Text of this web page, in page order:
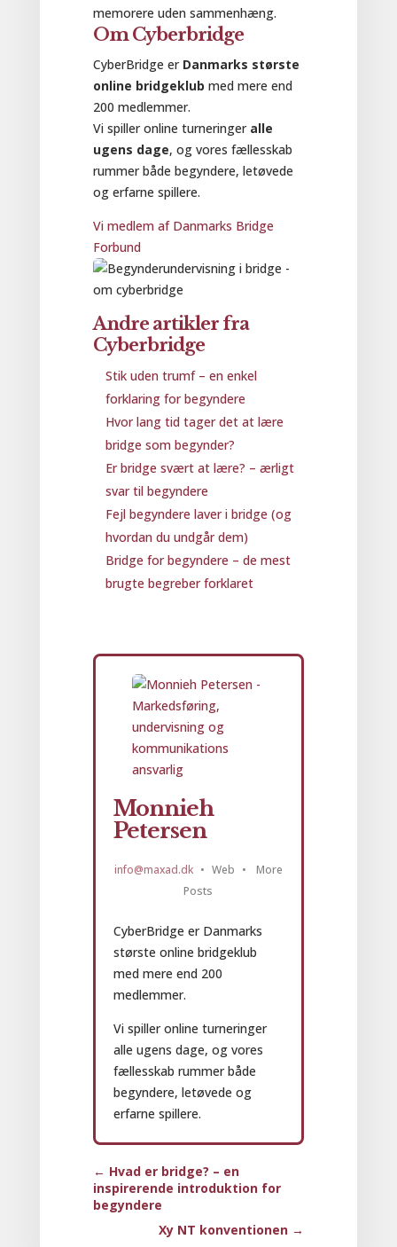
memorere uden sammenhæng.
Om Cyberbridge
CyberBridge er Danmarks største
online bridgeklub med mere end
200 medlemmer.
Vi spiller online turneringer alle
ugens dage, og vores fællesskab
rummer både begyndere, letøvede
og erfarne spillere.
Vi medlem af Danmarks Bridge
Forbund
Andre artikler fra
Cyberbridge
Stik uden trumf – en enkel
forklaring for begyndere
Hvor lang tid tager det at lære
bridge som begynder?
Er bridge svært at lære? – ærligt
svar til begyndere
Fejl begyndere laver i bridge (og
hvordan du undgår dem)
Bridge for begyndere – de mest
brugte begreber forklaret
Monnieh
Petersen
info@maxad.dk • Web •
More
Posts
CyberBridge er Danmarks
største online bridgeklub
med mere end 200
medlemmer.
Vi spiller online turneringer
alle ugens dage, og vores
fællesskab rummer både
begyndere, letøvede og
erfarne spillere.
← Hvad er bridge? – en
inspirerende introduktion for
begyndere
Xy NT konventionen →